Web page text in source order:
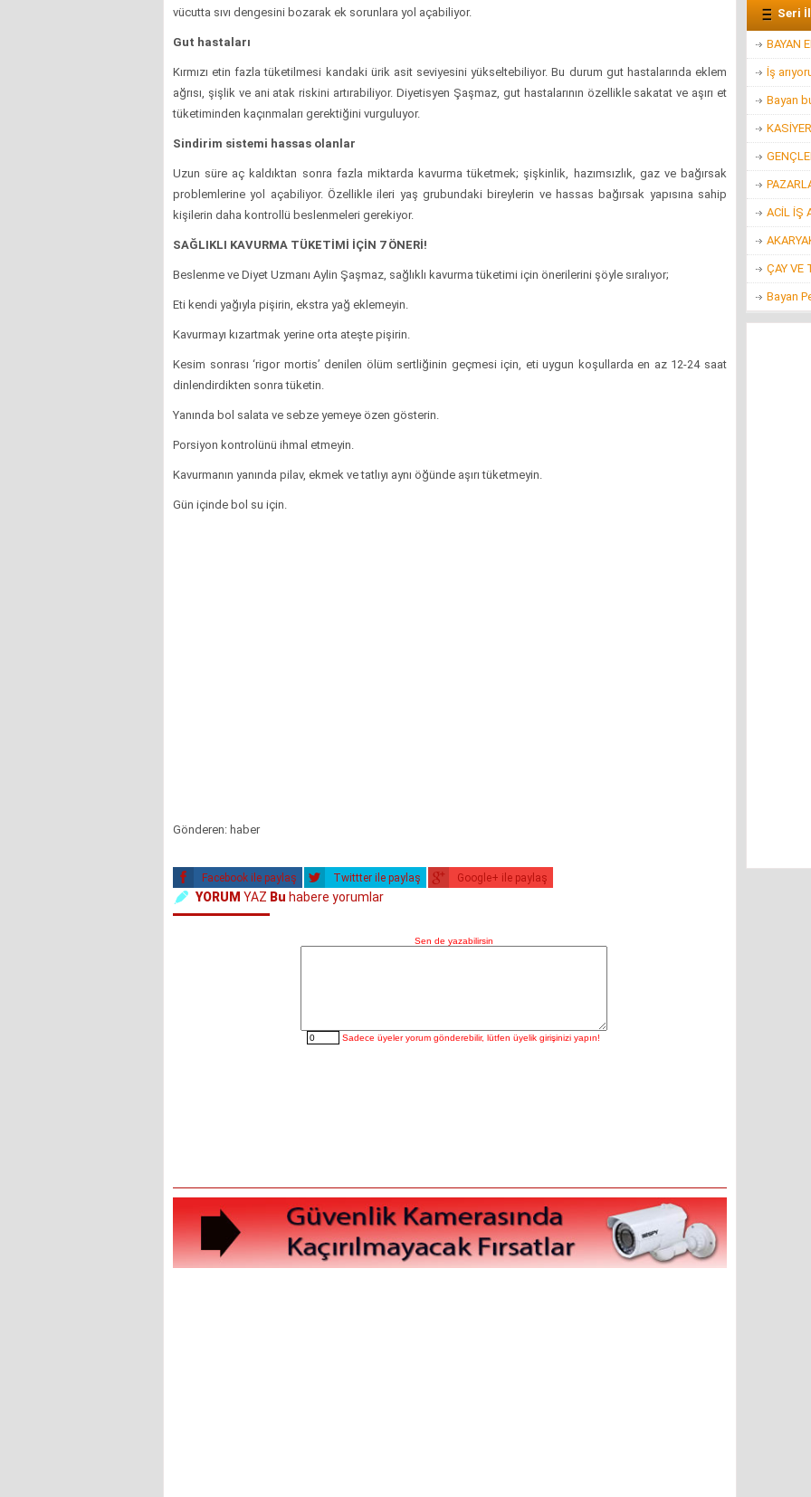
vücutta sıvı dengesini bozarak ek sorunlara yol açabiliyor.
Gut hastaları
Kırmızı etin fazla tüketilmesi kandaki ürik asit seviyesini yükseltebiliyor. Bu durum gut hastalarında eklem
ağrısı, şişlik ve ani atak riskini artırabiliyor. Diyetisyen Şaşmaz, gut hastalarının özellikle sakatat ve aşırı et
tüketiminden kaçınmaları gerektiğini vurguluyor.
Sindirim sistemi hassas olanlar
Uzun süre aç kaldıktan sonra fazla miktarda kavurma tüketmek; şişkinlik, hazımsızlık, gaz ve bağırsak
problemlerine yol açabiliyor. Özellikle ileri yaş grubundaki bireylerin ve hassas bağırsak yapısına sahip
kişilerin daha kontrollü beslenmeleri gerekiyor.
SAĞLIKLI KAVURMA TÜKETİMİ İÇİN 7 ÖNERİ!
Beslenme ve Diyet Uzmanı Aylin Şaşmaz, sağlıklı kavurma tüketimi için önerilerini şöyle sıralıyor;
Eti kendi yağıyla pişirin, ekstra yağ eklemeyin.
Kavurmayı kızartmak yerine orta ateşte pişirin.
Kesim sonrası ‘rigor mortis’ denilen ölüm sertliğinin geçmesi için, eti uygun koşullarda en az 12-24 saat
dinlendirdikten sonra tüketin.
Yanında bol salata ve sebze yemeye özen gösterin.
Porsiyon kontrolünü ihmal etmeyin.
Kavurmanın yanında pilav, ekmek ve tatlıyı aynı öğünde aşırı tüketmeyin.
Gün içinde bol su için.
Gönderen: haber
Facebook ile paylaş Twittter ile paylaş Google+ ile paylaş
YORUM YAZ Bu habere yorumlar
Seri
BAYAN
İş
Bayan
KASİYER
ACİL İŞ
ÇAY VE
Bayan